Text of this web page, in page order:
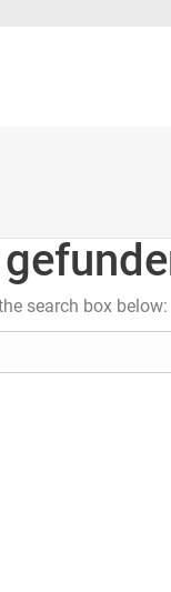
search box below: